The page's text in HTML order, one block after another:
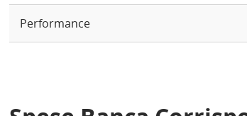
Performance